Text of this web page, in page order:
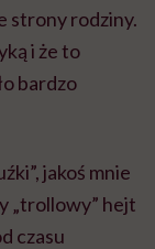
strony rodziny.
i że to
bardzo
jakoś mnie
„trollowy” hejt
czasu